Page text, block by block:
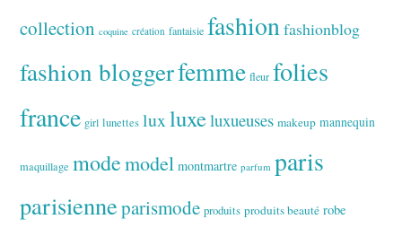
collection coquine création fantaisie fashionfashionblog
fashion bloggerfemme fleur folies
france girl lunettes luxluxeluxueuses makeup mannequin
maquillage modemodel montmartre parfum paris
parisienneparismode produits produits beauté robe